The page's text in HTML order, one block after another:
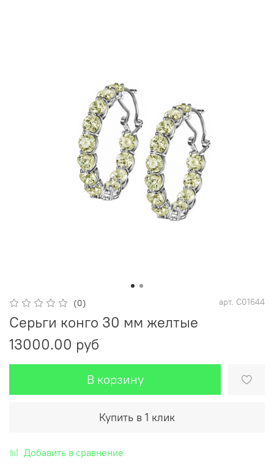
(0) арт. С01644
Серьги конго 30 мм желтые
13000.00 руб
В корзину
Купить в 1 клик
Добавить в сравнение